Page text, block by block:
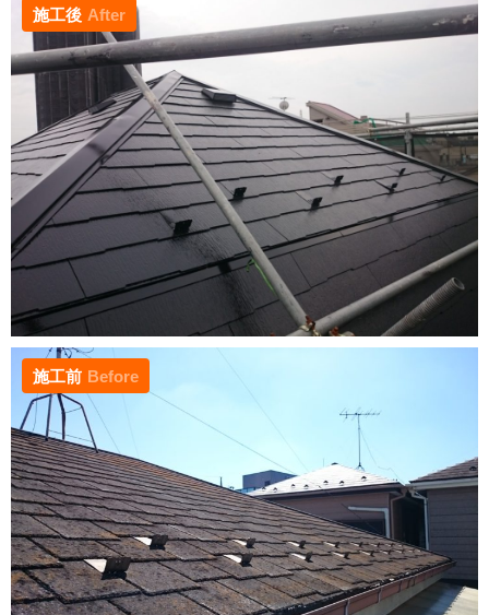
施工後 After
施工前 Before